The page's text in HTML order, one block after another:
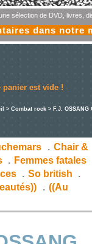
sélection de DVD, livres,
dans notre
panier est vide !
> Combat rock > F.J.
. Chair &
. Femmes fatales
. So british
.
. ((Au